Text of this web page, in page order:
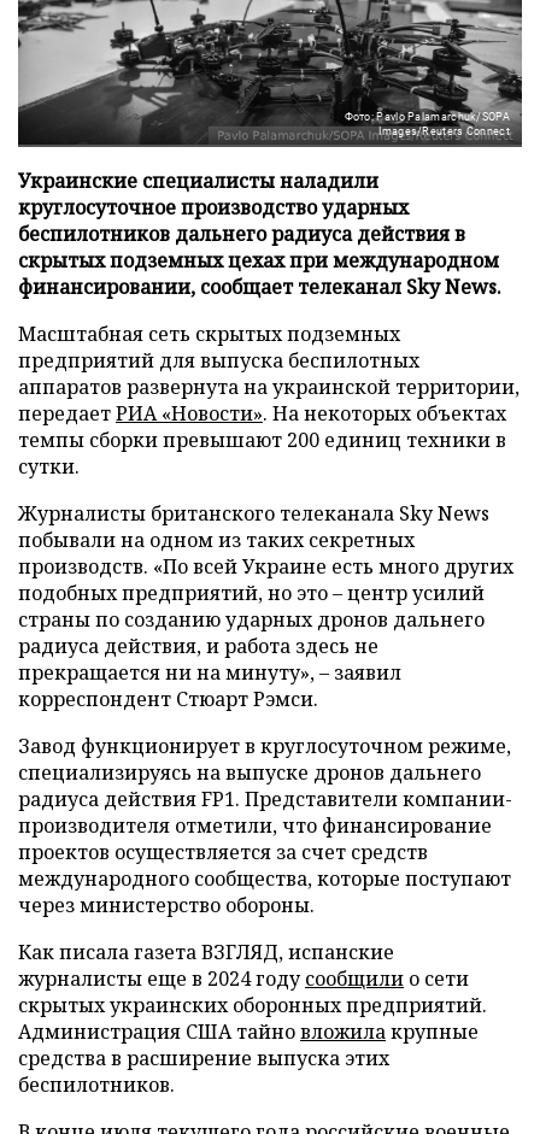
Фото: Pavlo Palamarchuk/SOPA
Images/Reuters Connect
Украинские специалисты наладили
круглосуточное производство ударных
беспилотников дальнего радиуса действия в
скрытых подземных цехах при международном
финансировании, сообщает телеканал Sky News.
Масштабная сеть скрытых подземных
предприятий для выпуска беспилотных
аппаратов развернута на украинской территории,
передаетРИА «Новости». На некоторых объектах
темпы сборки превышают 200 единиц техники в
сутки.
Журналисты британского телеканала Sky News
побывали на одном из таких секретных
производств. «По всей Украине есть много других
подобных предприятий, но это – центр усилий
страны по созданию ударных дронов дальнего
радиуса действия, и работа здесь не
прекращается ни на минуту», – заявил
корреспондент Стюарт Рэмси.
Завод функционирует в круглосуточном режиме,
специализируясь на выпуске дронов дальнего
радиуса действия FP1. Представители компании-
производителя отметили, что финансирование
проектов осуществляется за счет средств
международного сообщества, которые поступают
через министерство обороны.
Как писала газета ВЗГЛЯД, испанские
журналисты еще в 2024 годусообщили о сети
скрытых украинских оборонных предприятий.
Администрация США тайновложилакрупные
средства в расширение выпуска этих
беспилотников.